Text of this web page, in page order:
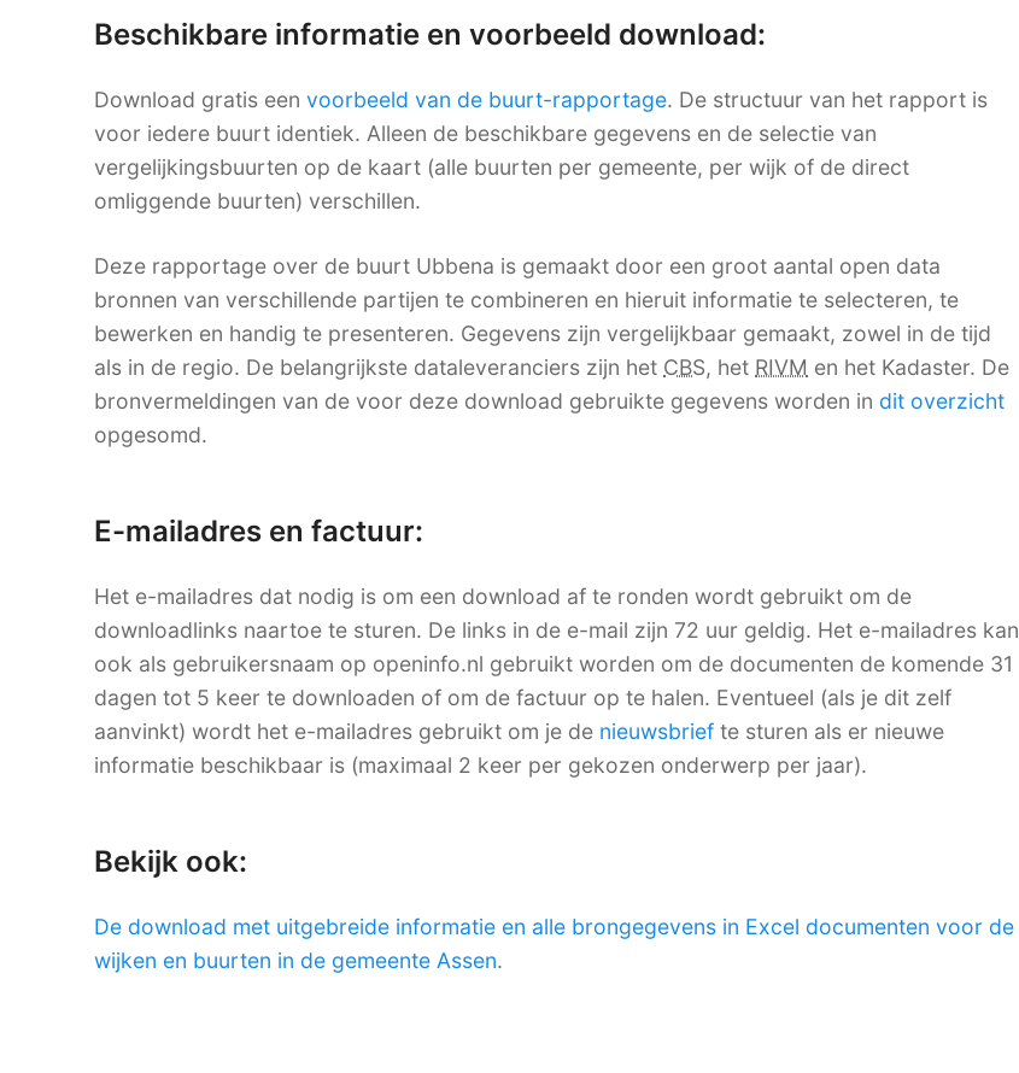
Beschikbare informatie en voorbeeld download:
Download gratis een voorbeeld van de buurt-rapportage. De structuur van het rapport is
voor iedere buurt identiek. Alleen de beschikbare gegevens en de selectie van
vergelijkingsbuurten op de kaart (alle buurten per gemeente, per wijk of de direct
omliggende buurten) verschillen.
Deze rapportage over de buurt Ubbena is gemaakt door een groot aantal open data
bronnen van verschillende partijen te combineren en hieruit informatie te selecteren, te
bewerken en handig te presenteren. Gegevens zijn vergelijkbaar gemaakt, zowel in de tijd
als in de regio. De belangrijkste dataleveranciers zijn het CBS, het RIVM en het Kadaster. De
bronvermeldingen van de voor deze download gebruikte gegevens worden in dit overzicht
opgesomd.
E-mailadres en factuur:
Het e-mailadres dat nodig is om een download af te ronden wordt gebruikt om de
downloadlinks naartoe te sturen. De links in de e-mail zijn 72 uur geldig. Het e-mailadres kan
ook als gebruikersnaam op openinfo.nl gebruikt worden om de documenten de komende 31
dagen tot 5 keer te downloaden of om de factuur op te halen. Eventueel (als je dit zelf
aanvinkt) wordt het e-mailadres gebruikt om je de nieuwsbrief te sturen als er nieuwe
informatie beschikbaar is (maximaal 2 keer per gekozen onderwerp per jaar).
Bekijk ook:
De download met uitgebreide informatie en alle brongegevens in Excel documenten voor de
wijken en buurten in de gemeente Assen.